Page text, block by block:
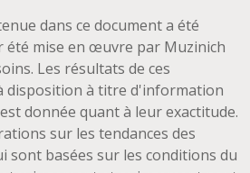
dans ce document a été
mise en œuvre par Muzinich
Les résultats de ces
disposition à titre d'information
donnée quant à leur exactitude.
sur les tendances des
sont basées sur les conditions du